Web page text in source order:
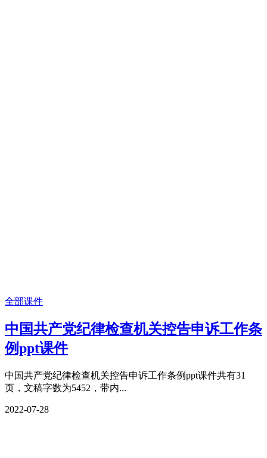
全部课件
中国共产党纪律检查机关控告申诉工作条
例ppt课件
中国共产党纪律检查机关控告申诉工作条例ppt课件共有31
页，文稿字数为5452，带内...
2022-07-28